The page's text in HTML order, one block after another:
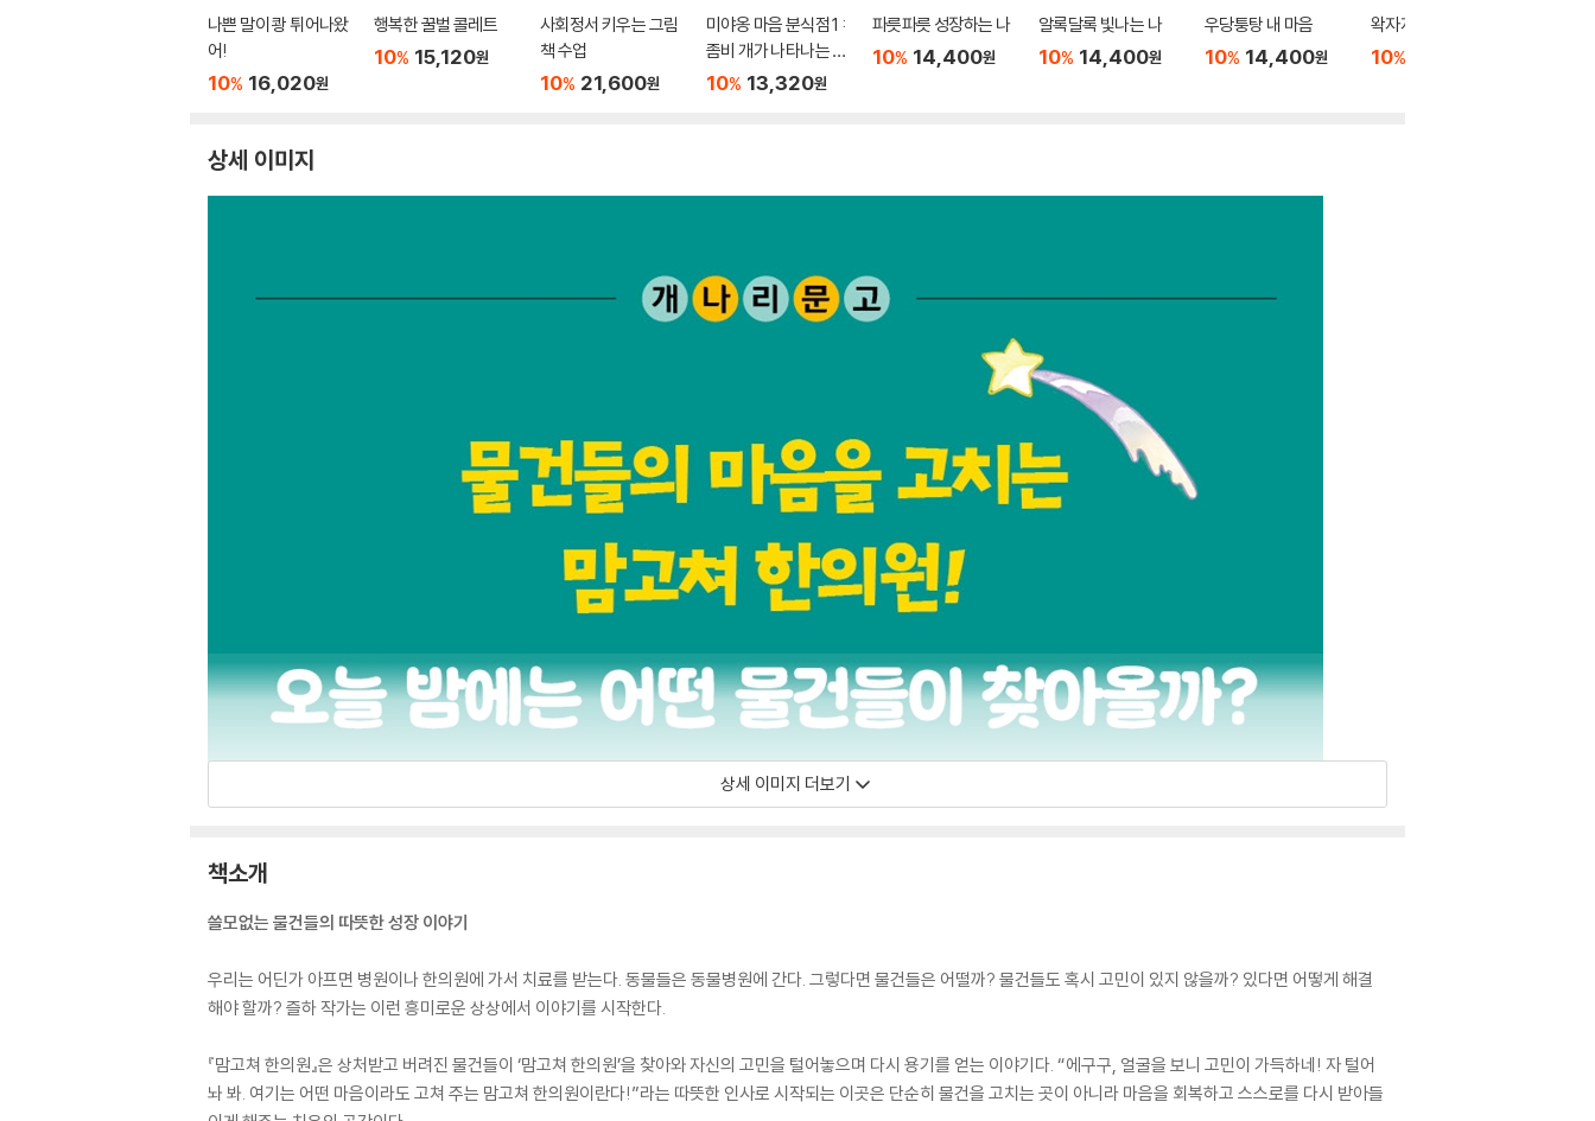
나쁜 말이 쾅 튀어나왔
어!
10% 16,020원
행복한 꿀벌 콜레트
10% 15,120원
사회정서 키우는 그림
책 수업
10% 21,600원
미야옹 마음 분식점 1 :
좀비 개가 나타나는 골
목
10% 13,320원
파릇파릇 성장하는 나
10% 14,400원
알록달록 빛나는 나
10% 14,400원
우당퉁탕 내 마음
10% 14,400원
왁자지껄 우리 관계
10%
상세 이미지
상세 이미지 더보기
책소개
쓸모없는 물건들의 따뜻한 성장 이야기
우리는 어딘가 아프면 병원이나 한의원에 가서 치료를 받는다. 동물들은 동물병원에 간다. 그렇다면 물건들은 어떨까? 물건들도 혹시 고민이 있지 않을까? 있다면 어떻게 해결
해야 할까? 즐하 작가는 이런 흥미로운 상상에서 이야기를 시작한다.
『맘고쳐 한의원』은 상처받고 버려진 물건들이 ‘맘고쳐 한의원’을 찾아와 자신의 고민을 털어놓으며 다시 용기를 얻는 이야기다. “에구구, 얼굴을 보니 고민이 가득하네! 자 털어
놔 봐. 여기는 어떤 마음이라도 고쳐 주는 맘고쳐 한의원이란다!”라는 따뜻한 인사로 시작되는 이곳은 단순히 물건을 고치는 곳이 아니라 마음을 회복하고 스스로를 다시 받아들